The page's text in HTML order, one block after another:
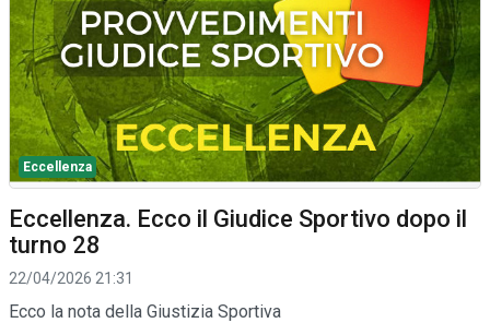
Eccellenza
Eccellenza. Ecco il Giudice Sportivo dopo il
turno 28
22/04/2026 21:31
Ecco la nota della Giustizia Sportiva